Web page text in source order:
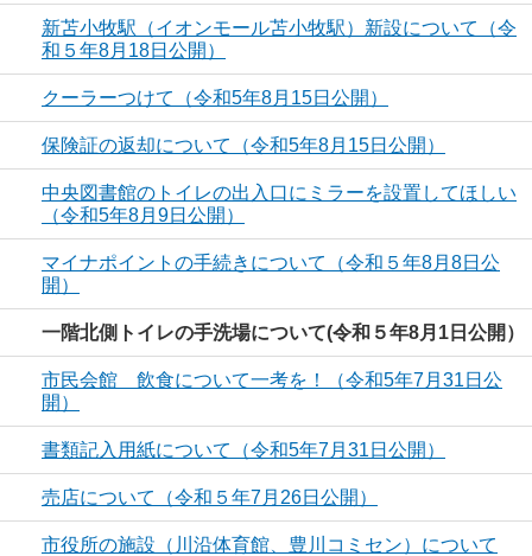
新苫小牧駅（イオンモール苫小牧駅）新設について（令
和５年8月18日公開）
クーラーつけて（令和5年8月15日公開）
保険証の返却について（令和5年8月15日公開）
中央図書館のトイレの出入口にミラーを設置してほしい
（令和5年8月9日公開）
マイナポイントの手続きについて（令和５年8月8日公
開）
一階北側トイレの手洗場について(令和５年8月1日公開）
市民会館 飲食について一考を！（令和5年7月31日公
開）
書類記入用紙について（令和5年7月31日公開）
売店について（令和５年7月26日公開）
市役所の施設（川沿体育館、豊川コミセン）について